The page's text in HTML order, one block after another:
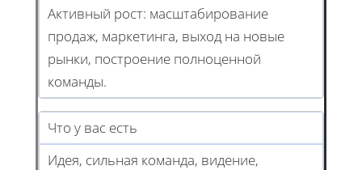
Активный рост: масштабирование
продаж, маркетинга, выход на новые
рынки, построение полноценной
команды.
Что у вас есть
Идея, сильная команда, видение,